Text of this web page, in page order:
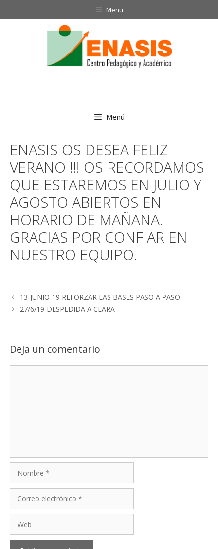
Menu
Menú
ENASIS OS DESEA FELIZ
VERANO !!! OS RECORDAMOS
QUE ESTAREMOS EN JULIO Y
AGOSTO ABIERTOS EN
HORARIO DE MAÑANA.
GRACIAS POR CONFIAR EN
NUESTRO EQUIPO.
13-JUNIO-19 REFORZAR LAS BASES PASO A PASO
27/6/19-DESPEDIDA A CLARA
Deja un comentario